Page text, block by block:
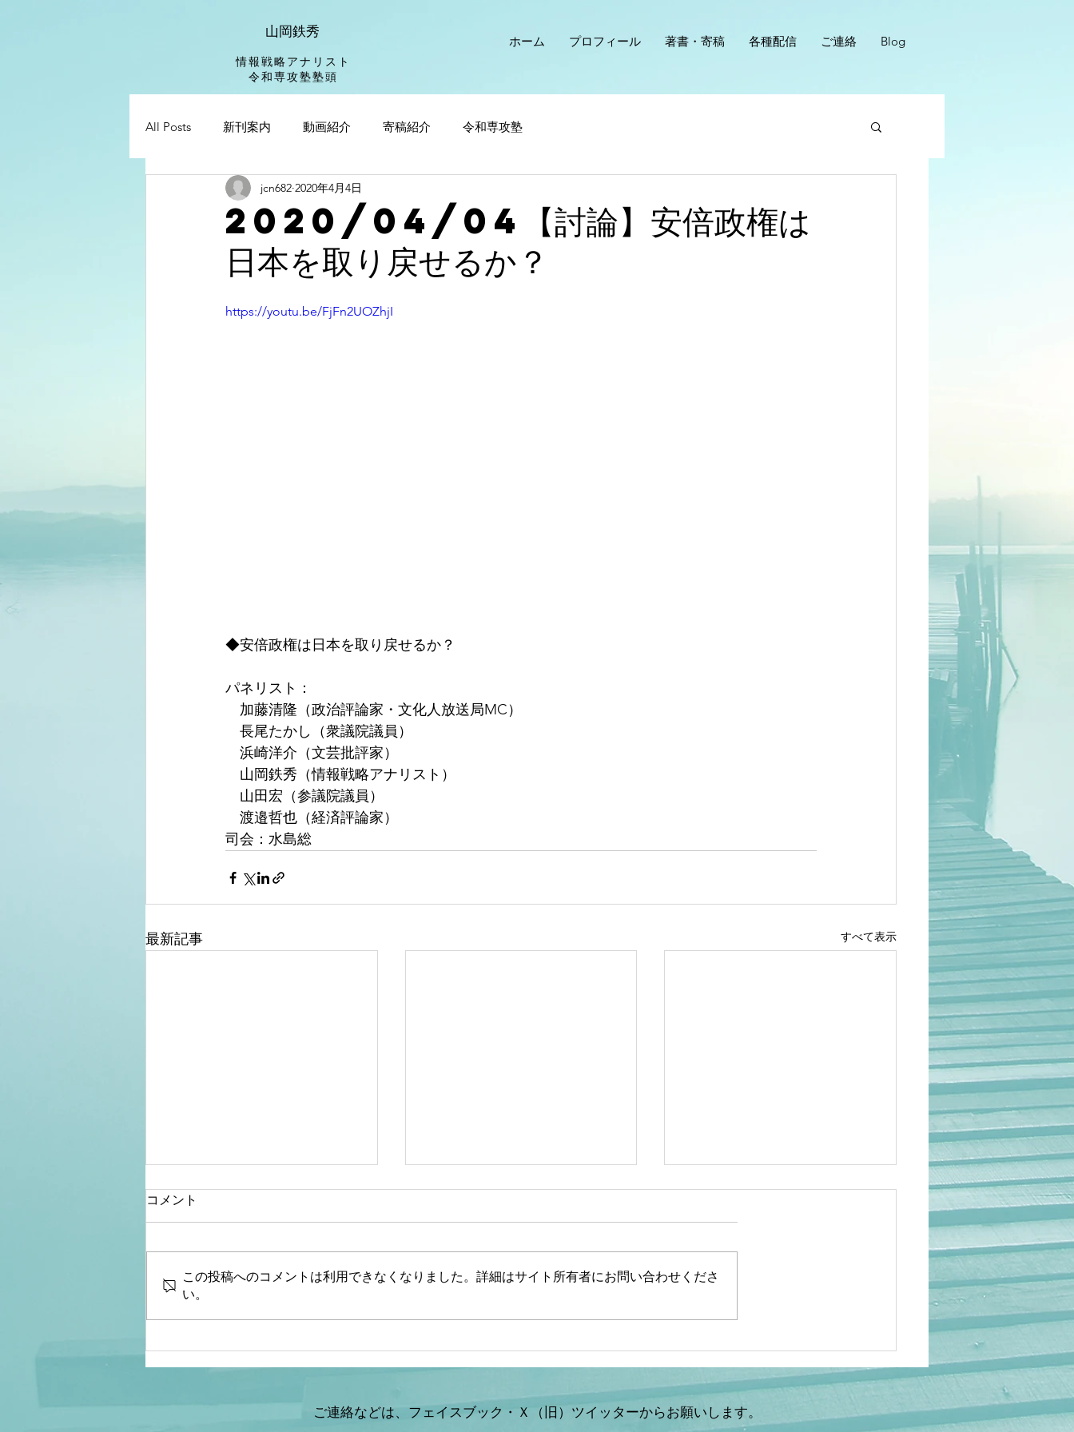
山岡鉄秀
情報戦略アナリスト
​令和専攻塾塾頭
ホーム プロフィール 著書・寄稿 各種配信 ご連絡 Blog
All Posts 新刊案内 動画紹介 寄稿紹介 令和専攻塾
2020/04/04【討論】安倍政権は
日本を取り戻せるか？
jcn682 2020年4月4日
https://youtu.be/FjFn2UOZhjI
◆安倍政権は日本を取り戻せるか？
パネリスト：
加藤清隆（政治評論家・文化人放送局MC）
長尾たかし（衆議院議員）
浜崎洋介（文芸批評家）
山岡鉄秀（情報戦略アナリスト）
山田宏（参議院議員）
渡邉哲也（経済評論家）
司会：水島総
最新記事 すべて表示
【桜内文城】財政金融研究
ョック&減税ショックとは何
給付金の違いは？』ゲスト：
【文】【一般ライブ】【辺野
事故当時の動画を公開【玄ち
瀬×佐波/室伏×松村×平井
【山岡】アニメ人気でも救え
した理由 ケビン・ドーク氏×
山岡鉄秀〜後編〜
コメント
この投稿へのコメントは利用できなくなりました。詳細はサイト所有者にお問い合わせくださ
い。
ご連絡などは、フェイスブック・Ｘ（旧）ツイッターからお願いします。